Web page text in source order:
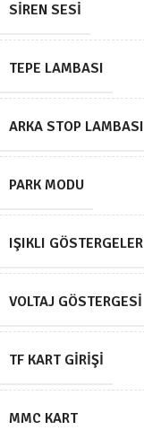
SIREN SESI
TEPE LAMBASI
ARKA STOP LAMBASI
PARK MODU
IŞIKLI GÖSTERGELER
VOLTAJ GÖSTERGESI
TF KART GIRIŞI
MMC KART